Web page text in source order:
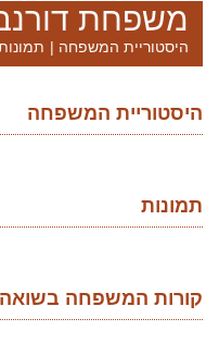
משפחת
היסטוריית המשפחה |
היסטוריית המשפחה
תמונות
קורות המשפחה בשואה